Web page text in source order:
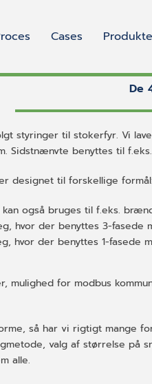
Cases
De
styringer til stokerfyr. Vi
Sidstnænvte benyttes til
designet til forskellige formål:
også bruges til f.eks.
hvor der benyttes 3-fasede
hvor der benyttes 1-fasede
for modbus
så har vi rigtigt mange
valg af størrelse på
alle.